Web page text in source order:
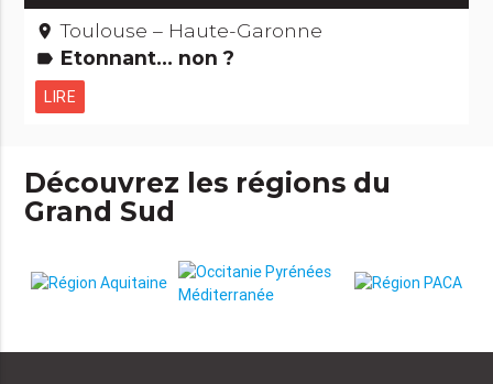
place Toulouse – Haute-Garonne
label Etonnant... non ?
LIRE
Découvrez les régions du
Grand Sud